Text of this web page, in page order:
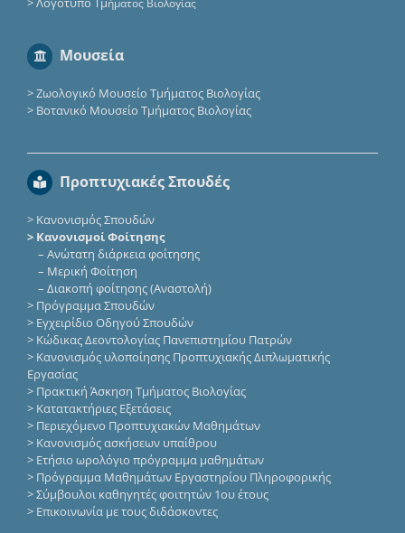
ήματος Βιολογίας
Μουσεία
>Ζωολογικό Μουσείο Τμήματος Βιολογίας
> Βοτανικό Μουσείο Τμήματος Βιολογίας
Προπτυχιακές Σπουδές
> Κανονισμός Σπουδών
> Κανονισμοί Φοίτησης
– Ανώτατη διάρκεια φοίτησης
– Μερική Φοίτηση
– Διακοπή φοίτησης (Αναστολή)
> Πρόγραμμα Σπουδών
> Εγχειρίδιο Οδηγού Σπουδών
> Κώδικας Δεοντολογίας Πανεπιστημίου Πατρών
> Κανονισμός υλοποίησης Προπτυχιακής Διπλωματικής
Εργασίας
> Πρακτική Άσκηση Τμήματος Βιολογίας
> Κατατακτήριες Eξετάσεις
> Περιεχόμενο Προπτυχιακών Μαθημάτων
> Κανονισμός ασκήσεων υπαίθρου
> Ετήσιο ωρολόγιο πρόγραμμα μαθημάτων
> Πρόγραμμα Μαθημάτων Εργαστηρίου Πληροφορικής
>Σύμβουλοι καθηγητές φοιτητών 1ου έτους
> Επικοινωνία με τους διδάσκοντες